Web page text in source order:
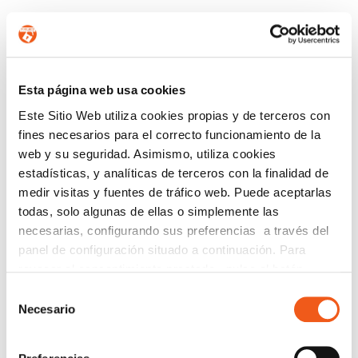
Esta página web usa cookies
Este Sitio Web utiliza cookies propias y de terceros con
fines necesarios para el correcto funcionamiento de la
web y su seguridad. Asimismo, utiliza cookies
estadísticas, y analíticas de terceros con la finalidad de
medir visitas y fuentes de tráfico web. Puede aceptarlas
todas, solo algunas de ellas o simplemente las
necesarias, configurando sus preferencias a través del
panel de configuración situado a continuación. Para
consultar nuestra política de cookies
política de cookies
Necesario
Nombre
Teléfono de contacto
e-mail